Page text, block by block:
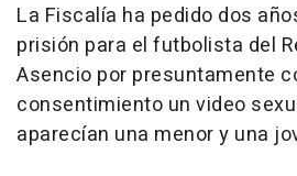
La Fiscalía ha pedido dos
prisión para el futbolista del
Asencio por presuntamente
consentimiento un video
aparecían una menor y una